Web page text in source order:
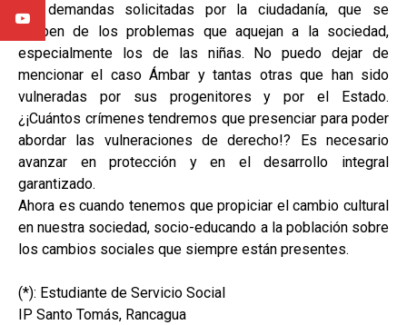
las demandas solicitadas por la ciudadanía, que se
ocupen de los problemas que aquejan a la sociedad,
especialmente los de las niñas. No puedo dejar de
mencionar el caso Ámbar y tantas otras que han sido
vulneradas por sus progenitores y por el Estado.
¿¡Cuántos crímenes tendremos que presenciar para poder
abordar las vulneraciones de derecho!? Es necesario
avanzar en protección y en el desarrollo integral
garantizado.
Ahora es cuando tenemos que propiciar el cambio cultural
en nuestra sociedad, socio-educando a la población sobre
los cambios sociales que siempre están presentes.
(*): Estudiante de Servicio Social
IP Santo Tomás, Rancagua